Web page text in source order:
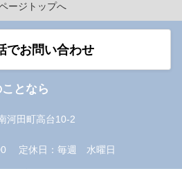
ージトップへ
でお問い合わせ
となら
河田町高台10-2
定休日：毎週 水曜日